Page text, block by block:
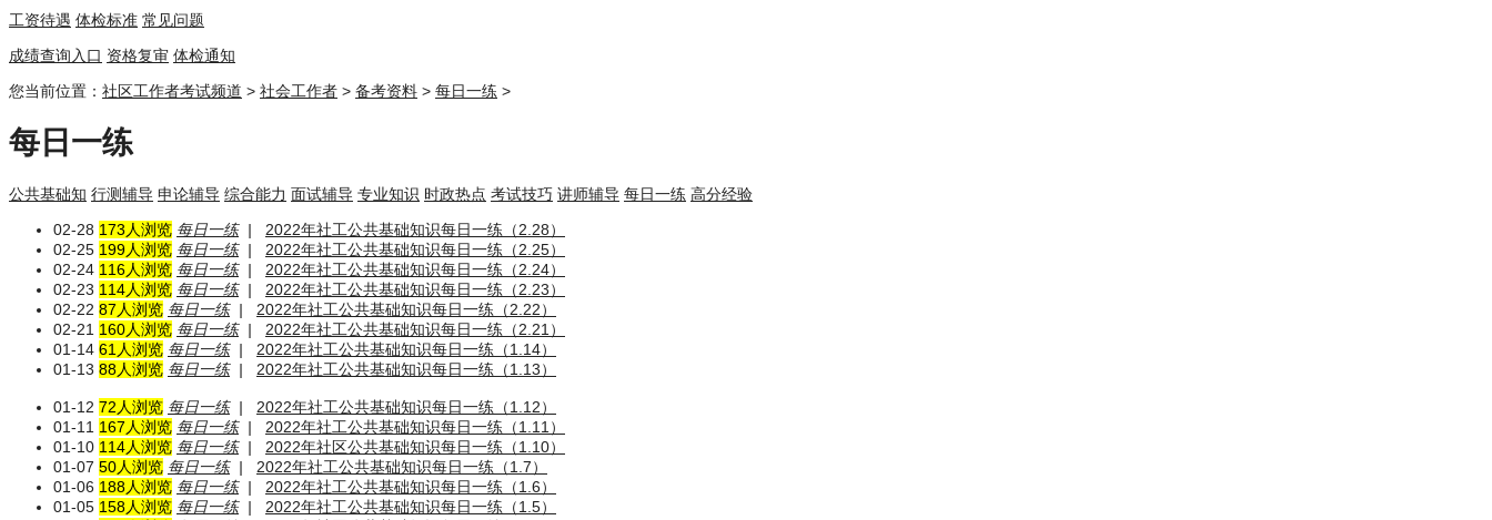
工资待遇 体检标准 常见问题
成绩查询入口 资格复审 体检通知
您当前位置： 社区工作者考试频道 > 社会工作者 > 备考资料 > 每日一练 >
每日一练
公共基础知 行测辅导 申论辅导 综合能力 面试辅导 专业知识 时政热点 考试技巧 讲师辅导 每日一练 高分经验
02-28 173人浏览 每日一练|
2022年社工公共基础知识每日一练（2.28）
02-25 199人浏览 每日一练|
2022年社工公共基础知识每日一练（2.25）
02-24 116人浏览 每日一练|
2022年社工公共基础知识每日一练（2.24）
02-23 114人浏览 每日一练|
2022年社工公共基础知识每日一练（2.23）
02-22 87人浏览 每日一练|
2022年社工公共基础知识每日一练（2.22）
02-21 160人浏览 每日一练|
2022年社工公共基础知识每日一练（2.21）
01-14 61人浏览 每日一练|
2022年社工公共基础知识每日一练（1.14）
01-13 88人浏览 每日一练| 2022年社工公共基础知识每日一练（1.13）
01-12 72人浏览 每日一练|
2022年社工公共基础知识每日一练（1.12）
01-11 167人浏览 每日一练|
2022年社工公共基础知识每日一练（1.11）
01-10 114人浏览 每日一练|
2022年社区公共基础知识每日一练（1.10）
01-07 50人浏览 每日一练|
2022年社工公共基础知识每日一练（1.7）
01-06 188人浏览 每日一练|
2022年社工公共基础知识每日一练（1.6）
01-05 158人浏览 每日一练|
2022年社工公共基础知识每日一练（1.5）